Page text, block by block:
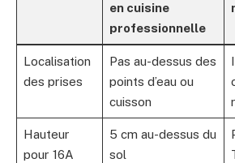
en cuisine
professionnelle
Localisation
des prises
Pas au-dessus des
points d’eau ou
cuisson
Hauteur
pour 16A
5 cm au-dessus du
sol